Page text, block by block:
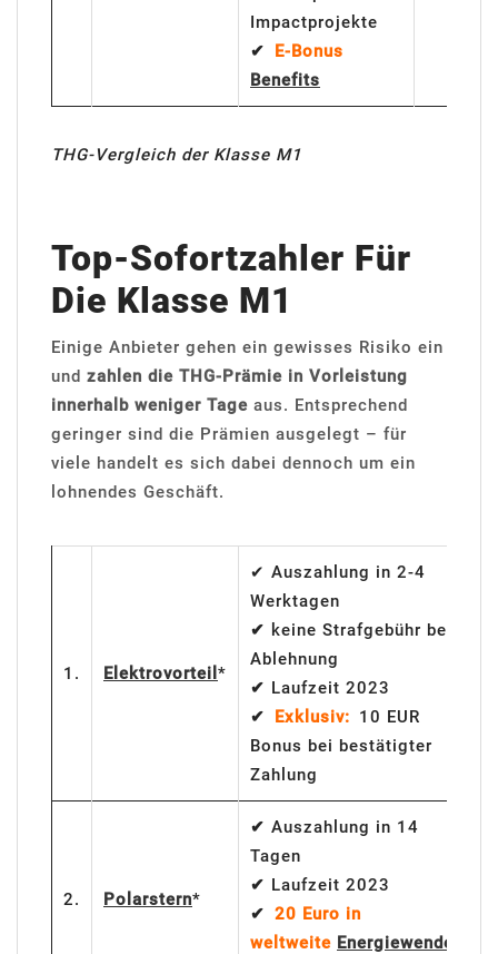
Impactprojekte
✔
E-Bonus
Benefits
THG-Vergleich der Klasse M1
Top-Sofortzahler Für
Die Klasse M1
Einige Anbieter gehen ein gewisses Risiko ein
und zahlen die THG-Prämie in Vorleistung
innerhalb weniger Tage aus. Entsprechend
geringer sind die Prämien ausgelegt – für
viele handelt es sich dabei dennoch um ein
lohnendes Geschäft.
1. Elektrovorteil *
✔ Auszahlung in 2-4
Werktagen
✔ keine Strafgebühr bei
Ablehnung
✔ Laufzeit 2023
✔
Exklusiv: 10 EUR
Bonus bei bestätigter
Zahlung
2. Polarstern*
✔ Auszahlung in 14
Tagen
✔ Laufzeit 2023
✔ 20 Euro in
weltweite Energiewende-